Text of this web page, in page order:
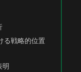
る戦略的位置
明